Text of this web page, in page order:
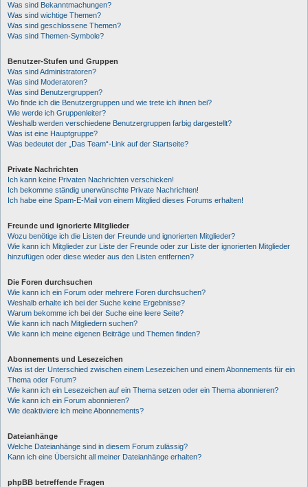
Was sind Bekanntmachungen?
Was sind wichtige Themen?
Was sind geschlossene Themen?
Was sind Themen-Symbole?
Benutzer-Stufen und Gruppen
Was sind Administratoren?
Was sind Moderatoren?
Was sind Benutzergruppen?
Wo finde ich die Benutzergruppen und wie trete ich ihnen bei?
Wie werde ich Gruppenleiter?
Weshalb werden verschiedene Benutzergruppen farbig dargestellt?
Was ist eine Hauptgruppe?
Was bedeutet der „Das Team“-Link auf der Startseite?
Private Nachrichten
Ich kann keine Privaten Nachrichten verschicken!
Ich bekomme ständig unerwünschte Private Nachrichten!
Ich habe eine Spam-E-Mail von einem Mitglied dieses Forums erhalten!
Freunde und ignorierte Mitglieder
Wozu benötige ich die Listen der Freunde und ignorierten Mitglieder?
Wie kann ich Mitglieder zur Liste der Freunde oder zur Liste der ignorierten Mitglieder
hinzufügen oder diese wieder aus den Listen entfernen?
Die Foren durchsuchen
Wie kann ich ein Forum oder mehrere Foren durchsuchen?
Weshalb erhalte ich bei der Suche keine Ergebnisse?
Warum bekomme ich bei der Suche eine leere Seite?
Wie kann ich nach Mitgliedern suchen?
Wie kann ich meine eigenen Beiträge und Themen finden?
Abonnements und Lesezeichen
Was ist der Unterschied zwischen einem Lesezeichen und einem Abonnements für ein
Thema oder Forum?
Wie kann ich ein Lesezeichen auf ein Thema setzen oder ein Thema abonnieren?
Wie kann ich ein Forum abonnieren?
Wie deaktiviere ich meine Abonnements?
Dateianhänge
Welche Dateianhänge sind in diesem Forum zulässig?
Kann ich eine Übersicht all meiner Dateianhänge erhalten?
phpBB betreffende Fragen